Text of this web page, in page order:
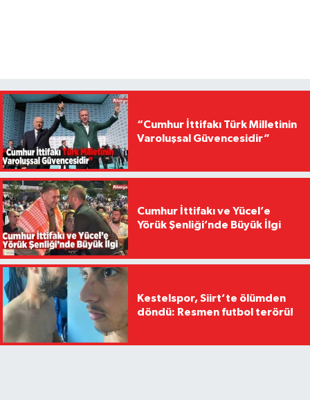
“Cumhur İttifakı Türk Milletinin
Varoluşsal Güvencesidir”
Cumhur İttifakı ve Yücel’e
Yörük Şenliği’nde Büyük İlgi
Kestelspor, Siirt’te ölümden
döndü: Resmen futbol terörü!